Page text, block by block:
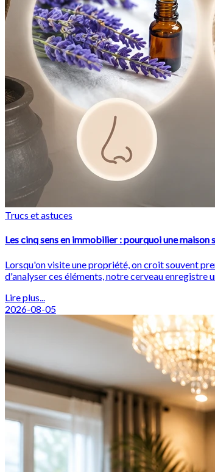
Trucs et astuces
Les cinq sens en immobilier : pourquoi une maison
Lorsqu'on visite une propriété, on croit souvent
d'analyser ces éléments, notre cerveau enregistre
Lire plus...
2026-08-05